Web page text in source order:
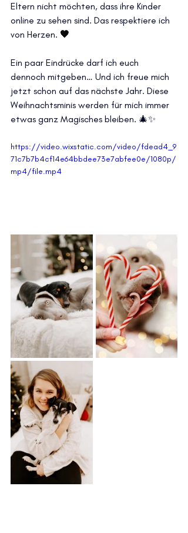
Eltern nicht möchten, dass ihre Kinder
online zu sehen sind. Das respektiere ich
von Herzen. 🧡
Ein paar Eindrücke darf ich euch
dennoch mitgeben… Und ich freue mich
jetzt schon auf das nächste Jahr. Diese
Weihnachtsminis werden für mich immer
etwas ganz Magisches bleiben. 🎄✨
https://video.wixstatic.com/video/fdead4_9
71c7b7b4cf14e64bbdee73e7abfee0e/1080p/
mp4/file.mp4